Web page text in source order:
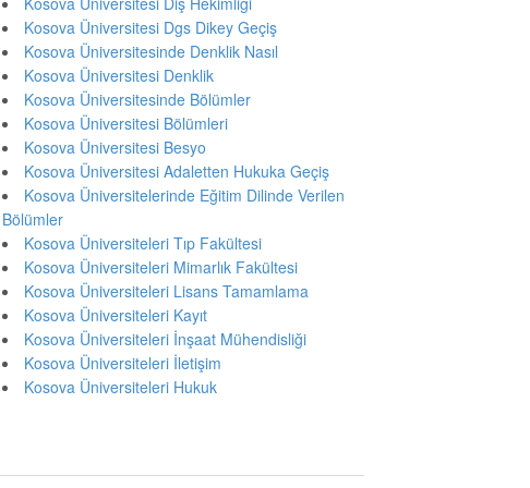
Kosova Üniversitesi Dgs Dikey Geçiş
Kosova Üniversitesinde Denklik Nasıl
Kosova Üniversitesi Denklik
Kosova Üniversitesinde Bölümler
Kosova Üniversitesi Bölümleri
Kosova Üniversitesi Besyo
Kosova Üniversitesi Adaletten Hukuka Geçiş
Kosova Üniversitelerinde Eğitim Dilinde Verilen
Bölümler
Kosova Üniversiteleri Tıp Fakültesi
Kosova Üniversiteleri Mimarlık Fakültesi
Kosova Üniversiteleri Lisans Tamamlama
Kosova Üniversiteleri Kayıt
Kosova Üniversiteleri İnşaat Mühendisliği
Kosova Üniversiteleri İletişim
Kosova Üniversiteleri Hukuk